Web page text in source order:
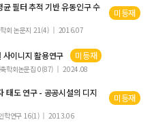
필터 추적 기반 유동인구 수
미등재
회 논문지 21(4) 2016.07
사이니지활용연구 미등재
학회논문집 0(87) 2024.08
태도 연구 - 공공시설의 디지
미등재
학연구 16(1) 2013.06